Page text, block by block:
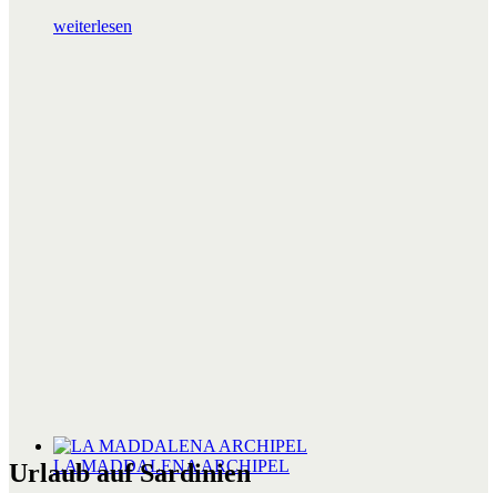
weiterlesen
LA MADDALENA ARCHIPEL
Urlaub auf Sardinien